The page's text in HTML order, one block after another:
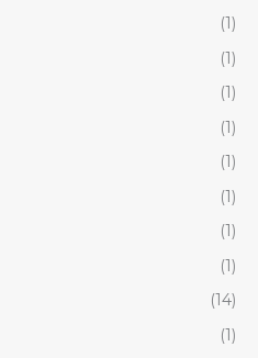
(1)
(1)
(1)
(1)
(1)
(1)
(1)
(1)
(14)
(1)